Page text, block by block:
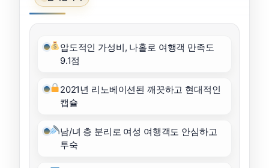
압도적인 가성비, 나홀로 여행객 만족도
9.1점
2021년 리노베이션된 깨끗하고 현대적인
캡슐
남/녀 층 분리로 여성 여행객도 안심하고
투숙